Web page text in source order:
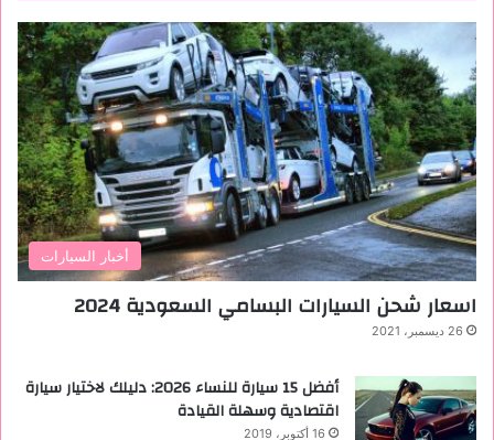
أخبار السيارات
اسعار شحن السيارات البسامي السعودية 2024
26 ديسمبر، 2021
أفضل 15 سيارة للنساء 2026: دليلك لاختيار سيارة
اقتصادية وسهلة القيادة
16 أكتوبر، 2019